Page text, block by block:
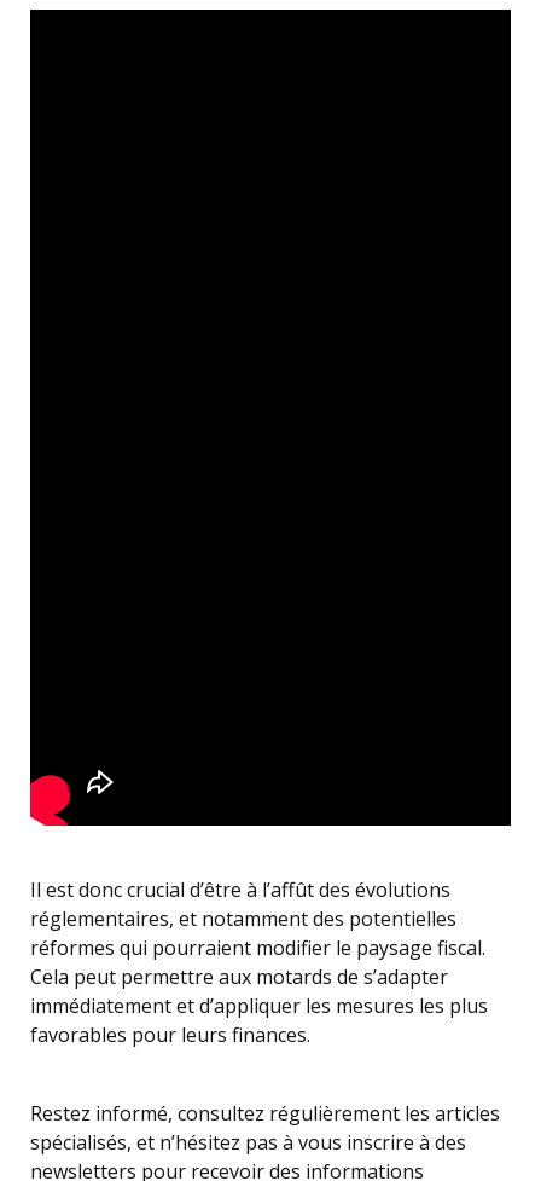
Il est donc crucial d’être à l’affût des évolutions
réglementaires, et notamment des potentielles
réformes qui pourraient modifier le paysage fiscal.
Cela peut permettre aux motards de s’adapter
immédiatement et d’appliquer les mesures les plus
favorables pour leurs finances.
Restez informé, consultez régulièrement les articles
spécialisés, et n’hésitez pas à vous inscrire à des
newsletters pour recevoir des informations